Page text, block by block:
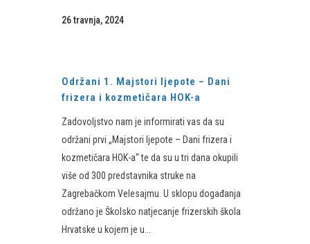
26 travnja, 2024
Održani 1. Majstori ljepote – Dani
frizera i kozmetičara HOK-a
Zadovoljstvo nam je informirati vas da su
održani prvi „Majstori ljepote – Dani frizera i
kozmetičara HOK-a“ te da su u tri dana okupili
više od 300 predstavnika struke na
Zagrebačkom Velesajmu. U sklopu događanja
održano je Školsko natjecanje frizerskih škola
Hrvatske u kojem je u...